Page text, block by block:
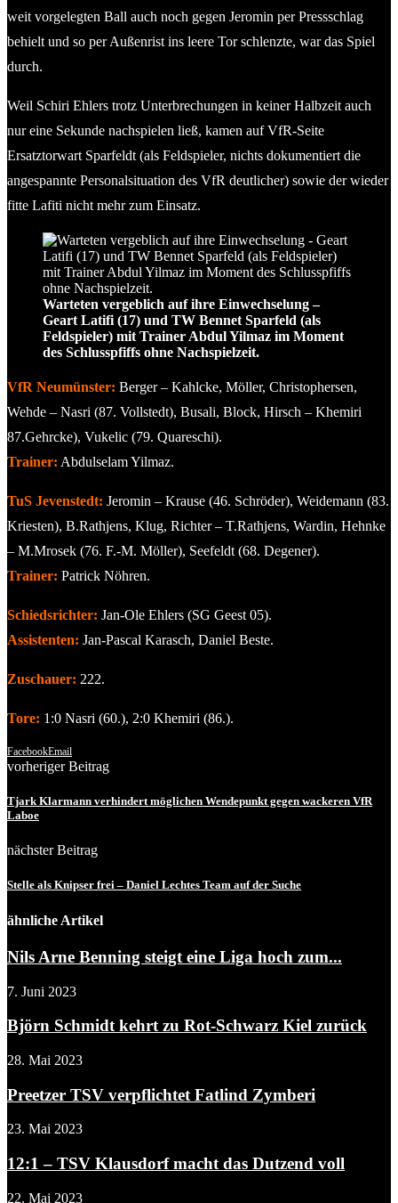
weit vorgelegten Ball auch noch gegen Jeromin per Pressschlag
behielt und so per Außenrist ins leere Tor schlenzte, war das Spiel
durch.
Weil Schiri Ehlers trotz Unterbrechungen in keiner Halbzeit auch
nur eine Sekunde nachspielen ließ, kamen auf VfR-Seite
Ersatztorwart Sparfeldt (als Feldspieler, nichts dokumentiert die
angespannte Personalsituation des VfR deutlicher) sowie der wieder
fitte Lafiti nicht mehr zum Einsatz.
Warteten vergeblich auf ihre Einwechselung –
Geart Latifi (17) und TW Bennet Sparfeld (als
Feldspieler) mit Trainer Abdul Yilmaz im Moment
des Schlusspfiffs ohne Nachspielzeit.
VfR Neumünster: Berger – Kahlcke, Möller, Christophersen,
Wehde – Nasri (87. Vollstedt), Busali, Block, Hirsch – Khemiri
87.Gehrcke), Vukelic (79. Quareschi).
Trainer: Abdulselam Yilmaz.
TuS Jevenstedt: Jeromin – Krause (46. Schröder), Weidemann (83.
Kriesten), B.Rathjens, Klug, Richter – T.Rathjens, Wardin, Hehnke
– M.Mrosek (76. F.-M. Möller), Seefeldt (68. Degener).
Trainer: Patrick Nöhren.
Schiedsrichter: Jan-Ole Ehlers (SG Geest 05).
Assistenten: Jan-Pascal Karasch, Daniel Beste.
Zuschauer: 222.
Tore: 1:0 Nasri (60.), 2:0 Khemiri (86.).
FacebookEmail
vorheriger Beitrag
Tjark Klarmann verhindert möglichen Wendepunkt gegen wackeren VfR
Laboe
nächster Beitrag
Stelle als Knipser frei – Daniel Lechtes Team auf der Suche
ähnliche Artikel
Nils Arne Benning steigt eine Liga hoch zum...
7. Juni 2023
Björn Schmidt kehrt zu Rot-Schwarz Kiel zurück
28. Mai 2023
Preetzer TSV verpflichtet Fatlind Zymberi
23. Mai 2023
12:1 – TSV Klausdorf macht das Dutzend voll
22. Mai 2023